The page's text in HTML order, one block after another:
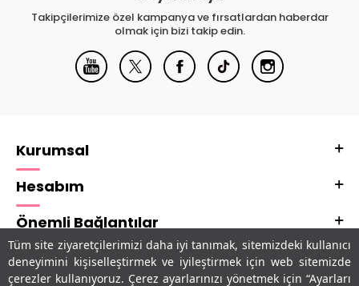
Tüm site ziyaretçilerimizi daha iyi tanımak, sitemizdeki kullanıcı
deneyimini kişiselleştirmek ve iyileştirmek için web sitemizde
çerezler kullanıyoruz. Çerez ayarlarınızı yönetmek için “Ayarları
Takipçilerimize özel kampanya ve fırsatlardan haberdar
olmak için bizi takip edin.
Kurumsal
Hesabım
Önemli Bağlantılar
Adres & İletişim